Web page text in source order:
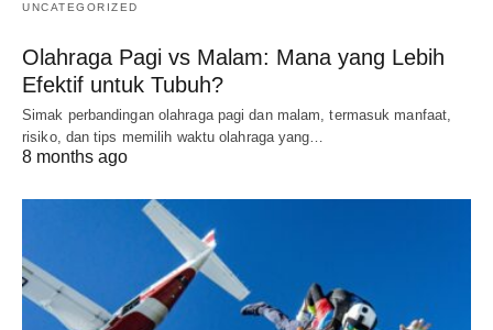
UNCATEGORIZED
Olahraga Pagi vs Malam: Mana yang Lebih
Efektif untuk Tubuh?
Simak perbandingan olahraga pagi dan malam, termasuk manfaat,
risiko, dan tips memilih waktu olahraga yang…
8 months ago